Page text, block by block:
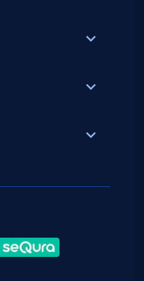
expand_more
expand_more
expand_more